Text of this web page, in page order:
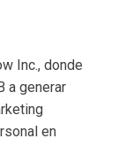
Inc., donde
a generar
en